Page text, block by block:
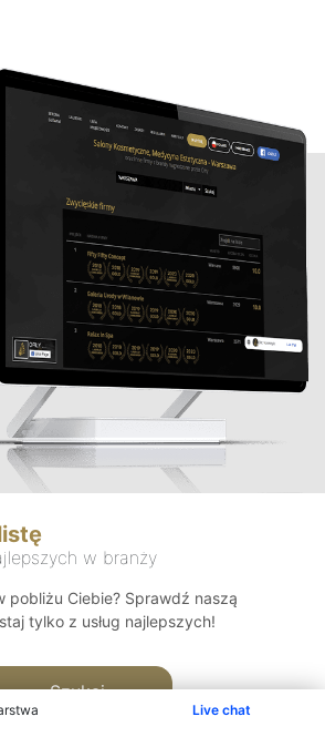
Live chat
w branży
pobliżu Ciebie? Sprawdź naszą
tylko z usług najlepszych!
Szukaj